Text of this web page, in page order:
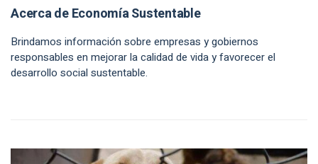
Acerca de Economía Sustentable
Brindamos información sobre empresas y gobiernos
responsables en mejorar la calidad de vida y favorecer el
desarrollo social sustentable.